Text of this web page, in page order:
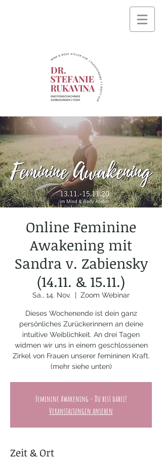
Online Feminine
Awakening mit
Sandra v. Zabiensky
(14.11. & 15.11.)
Sa., 14. Nov.
  |
Zoom Webinar
Dieses Wochenende ist dein ganz
persönliches Zurückerinnern an deine
intuitive Weiblichkeit. An drei Tagen
widmen wir uns in einem geschlossenen
Zirkel von Frauen unserer femininen Kraft.
(mehr siehe unten)
Feminine Awakening - Du bist dabei!
Veranstaltungen ansehen
Zeit & Ort